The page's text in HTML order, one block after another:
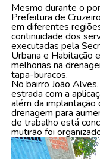
Mesmo durante o
Prefeitura de
em diferentes
continuidade dos
executadas pela
Urbana e Habitação
melhorias na
tapa-buracos.
No bairro João
estrada com a
além da
drenagem para
de trabalho está
mutirão foi